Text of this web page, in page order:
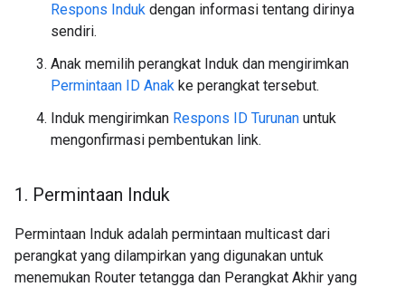
Respons Induk dengan informasi tentang dirinya
sendiri.
Anak memilih perangkat Induk dan mengirimkan
Permintaan ID Anak ke perangkat tersebut.
Induk mengirimkan Respons ID Turunan untuk
mengonfirmasi pembentukan link.
1 . Permintaan Induk
Permintaan Induk adalah permintaan multicast dari
perangkat yang dilampirkan yang digunakan untuk
menemukan Router tetangga dan Perangkat Akhir yang